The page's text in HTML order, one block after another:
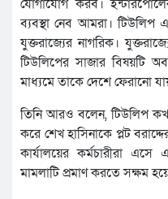
যোগাযোগ করব।
ব্যবস্থা নেব আমরা। টিউলিপ
যুক্তরাজ্যের নাগরিক।
টিউলিপের সাজার বিষয়টি
মাধ্যমে তাকে দেশে ফেরানো
তিনি আরও বলেন, টিউলিপ
করে শেখ হাসিনাকে প্লট
কার্যালয়ের কর্মচারীরা
মামলাটি প্রমাণ করতে সক্ষম